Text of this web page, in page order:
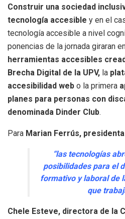
Construir una sociedad
tecnología accesible y en el
tecnología accesible a nivel
ponencias de la jornada giraran
herramientas accesibles
Brecha Digital de la UPV, la
accesibilidad web o la primera
planes para personas con
denominada Dinder Club.
Para Marian Ferrús,
“las tecnologías
posibilidades para el
formativo y laboral de
que
Chele Esteve, directora de la